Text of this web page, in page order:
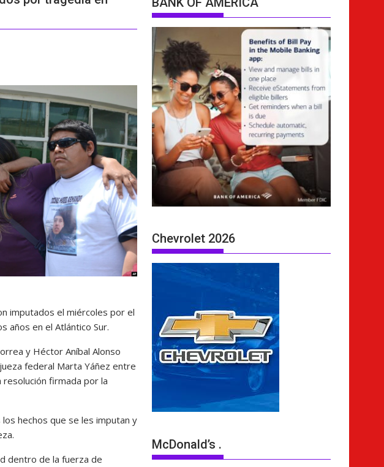
imputados el miércoles por el
años en el Atlántico Sur.
y Héctor Aníbal Alonso
federal Marta Yáñez entre
firmada por la
hechos que se les imputan y
dentro de la fuerza de
Chevrolet 2026
McDonald’s .